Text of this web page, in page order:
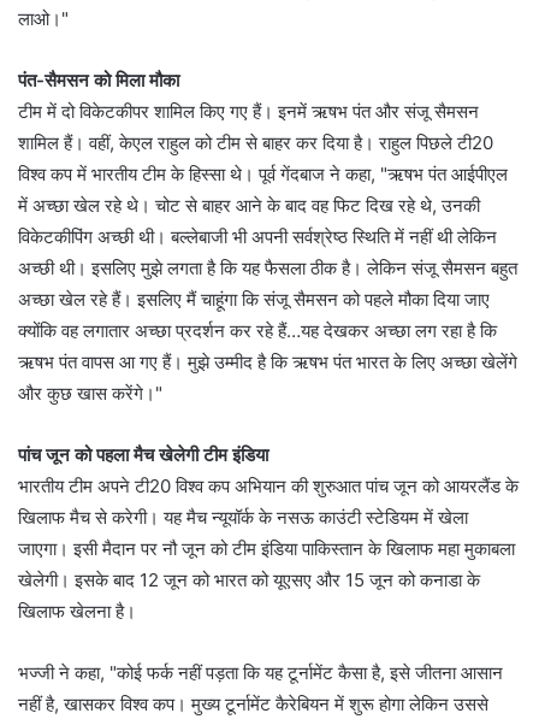
लाओ।"
पंत-सैमसन को मिला मौका
टीम में दो विकेटकीपर शामिल किए गए हैं। इनमें ऋषभ पंत और संजू सैमसन
शामिल हैं। वहीं, केएल राहुल को टीम से बाहर कर दिया है। राहुल पिछले टी20
विश्व कप में भारतीय टीम के हिस्सा थे। पूर्व गेंदबाज ने कहा, "ऋषभ पंत आईपीएल
में अच्छा खेल रहे थे। चोट से बाहर आने के बाद वह फिट दिख रहे थे, उनकी
विकेटकीपिंग अच्छी थी। बल्लेबाजी भी अपनी सर्वश्रेष्ठ स्थिति में नहीं थी लेकिन
अच्छी थी। इसलिए मुझे लगता है कि यह फैसला ठीक है। लेकिन संजू सैमसन बहुत
अच्छा खेल रहे हैं। इसलिए मैं चाहूंगा कि संजू सैमसन को पहले मौका दिया जाए
क्योंकि वह लगातार अच्छा प्रदर्शन कर रहे हैं…यह देखकर अच्छा लग रहा है कि
ऋषभ पंत वापस आ गए हैं। मुझे उम्मीद है कि ऋषभ पंत भारत के लिए अच्छा खेलेंगे
और कुछ खास करेंगे।"
पांच जून को पहला मैच खेलेगी टीम इंडिया
भारतीय टीम अपने टी20 विश्व कप अभियान की शुरुआत पांच जून को आयरलैंड के
खिलाफ मैच से करेगी। यह मैच न्यूयॉर्क के नसऊ काउंटी स्टेडियम में खेला
जाएगा। इसी मैदान पर नौ जून को टीम इंडिया पाकिस्तान के खिलाफ महा मुकाबला
खेलेगी। इसके बाद 12 जून को भारत को यूएसए और 15 जून को कनाडा के
खिलाफ खेलना है।
भज्जी ने कहा, "कोई फर्क नहीं पड़ता कि यह टूर्नामेंट कैसा है, इसे जीतना आसान
नहीं है, खासकर विश्व कप। मुख्य टूर्नामेंट कैरेबियन में शुरू होगा लेकिन उससे